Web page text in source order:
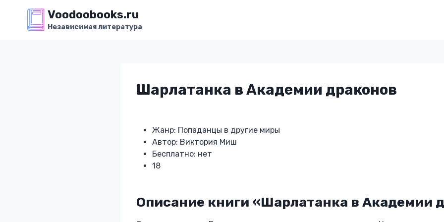
содержимому
Voodoobooks.ru
Независимая литература
Шарлатанка в Академии драконов
Жанр: Попаданцы в другие миры
Автор: Виктория Миш
Бесплатно: нет
18
Описание книги «Шарлатанка в Академии